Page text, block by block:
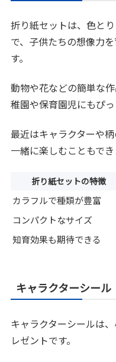
折り紙セットは、色と
で、子供たちの想像力
す。
動物や花などの簡単な
稚園や保育園児にもぴっ
最近はキャラクターや
一緒に楽しむこともでき
折り紙セットの特徴
カラフルで種類が豊富
コンパクトなサイズ
知育効果も期待できる
キャラクターシール
キャラクターシールは
レゼントです。